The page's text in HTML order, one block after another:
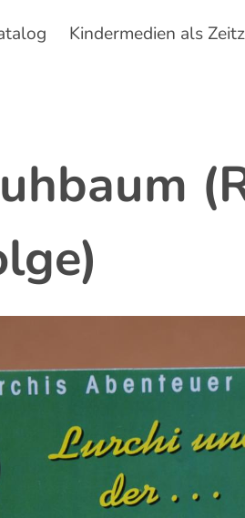
Kindermedien als